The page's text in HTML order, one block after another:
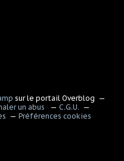
sur le portail Overblog
un abus
C.G.U.
Préférences cookies